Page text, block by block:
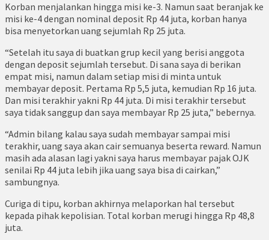
Korban menjalankan hingga misi ke-3. Namun saat beranjak ke
misi ke-4 dengan nominal deposit Rp 44 juta, korban hanya
bisa menyetorkan uang sejumlah Rp 25 juta.
“Setelah itu saya di buatkan grup kecil yang berisi anggota
dengan deposit sejumlah tersebut. Di sana saya di berikan
empat misi, namun dalam setiap misi di minta untuk
membayar deposit. Pertama Rp 5,5 juta, kemudian Rp 16 juta.
Dan misi terakhir yakni Rp 44 juta. Di misi terakhir tersebut
saya tidak sanggup dan saya membayar Rp 25 juta,” bebernya.
“Admin bilang kalau saya sudah membayar sampai misi
terakhir, uang saya akan cair semuanya beserta reward. Namun
masih ada alasan lagi yakni saya harus membayar pajak OJK
senilai Rp 44 juta lebih jika uang saya bisa di cairkan,”
sambungnya.
Curiga di tipu, korban akhirnya melaporkan hal tersebut
kepada pihak kepolisian. Total korban merugi hingga Rp 48,8
juta.